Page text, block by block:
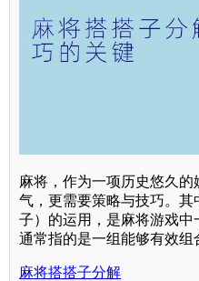
麻将，作为一项历史悠久
气，更需要策略与技巧。
子）的运用，是麻将游戏
通常指的是一组能够有效组
麻将搭搭子分解